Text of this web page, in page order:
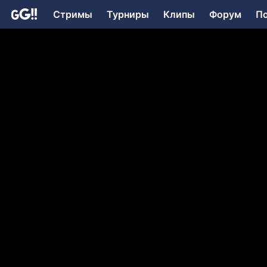
Стримы Турниры Клипы Форум